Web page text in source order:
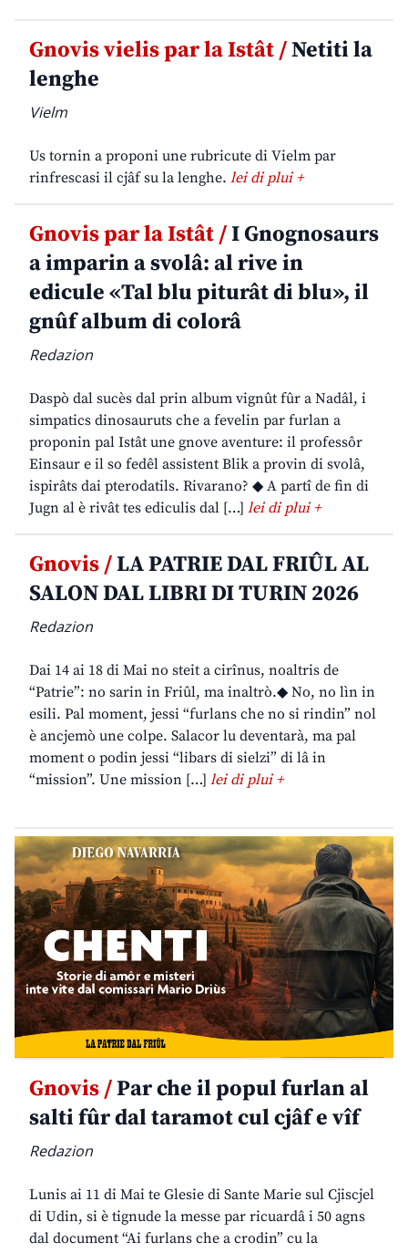
Gnovis vielis par la Istât /Netiti la
lenghe
Vielm
Us tornin a proponi une rubricute di Vielm par
rinfrescasi il cjâf su la lenghe. lei di plui +
Gnovis par la Istât /I Gnognosaurs
a imparin a svolâ: al rive in
edicule «Tal blu piturât di blu», il
gnûf album di colorâ
Redazion
Daspò dal sucès dal prin album vignût fûr a Nadâl, i
simpatics dinosauruts che a fevelin par furlan a
proponin pal Istât une gnove aventure: il professôr
Einsaur e il so fedêl assistent Blik a provin di svolâ,
ispirâts dai pterodatils. Rivarano? ◆ A partî de fin di
Jugn al è rivât tes ediculis dal […] lei di plui +
Gnovis /LA PATRIE DAL FRIÛL AL
SALON DAL LIBRI DI TURIN 2026
Redazion
Dai 14 ai 18 di Mai no steit a cirînus, noaltris de
“Patrie”: no sarin in Friûl, ma inaltrò.◆ No, no lìn in
esili. Pal moment, jessi “furlans che no si rindin” nol
è ancjemò une colpe. Salacor lu deventarà, ma pal
moment o podin jessi “libars di sielzi” di lâ in
“mission”. Une mission […] lei di plui +
Gnovis /Par che il popul furlan al
salti fûr dal taramot cul cjâf e vîf
Redazion
Lunis ai 11 di Mai te Glesie di Sante Marie sul Cjiscjel
di Udin, si è tignude la messe par ricuardâ i 50 agns
dal document “Ai furlans che a crodin” cu la